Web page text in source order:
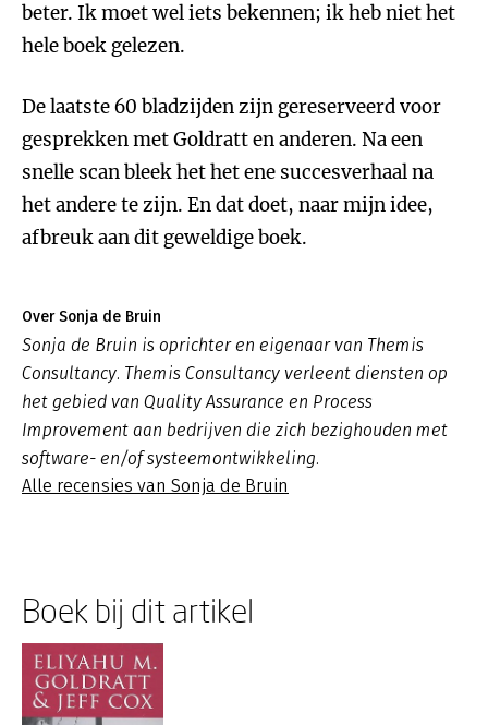
beter. Ik moet wel iets bekennen; ik heb niet het
hele boek gelezen.
De laatste 60 bladzijden zijn gereserveerd voor
gesprekken met Goldratt en anderen. Na een
snelle scan bleek het het ene succesverhaal na
het andere te zijn. En dat doet, naar mijn idee,
afbreuk aan dit geweldige boek.
Over Sonja de Bruin
Sonja de Bruin is oprichter en eigenaar van Themis
Consultancy. Themis Consultancy verleent diensten op
het gebied van Quality Assurance en Process
Improvement aan bedrijven die zich bezighouden met
software- en/of systeemontwikkeling.
Alle recensies van Sonja de Bruin
Boek bij dit artikel